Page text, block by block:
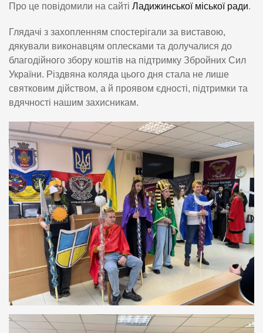
Про це повідомили на сайті Ладижинської міської ради.
Глядачі з захопленням спостерігали за виставою,
дякували виконавцям оплесками та долучалися до
благодійного збору коштів на підтримку Збройних Сил
України. Різдвяна коляда цього дня стала не лише
святковим дійством, а й проявом єдності, підтримки та
вдячності нашим захисникам.